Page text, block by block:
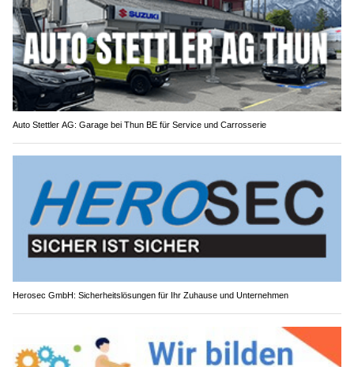
Auto Stettler AG: Garage bei Thun BE für Service und Carrosserie
Herosec GmbH: Sicherheitslösungen für Ihr Zuhause und Unternehmen